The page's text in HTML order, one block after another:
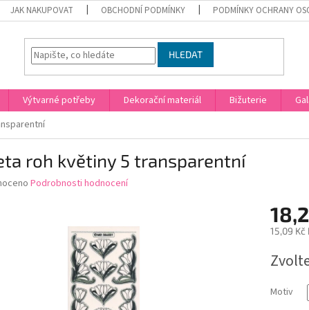
JAK NAKUPOVAT OBCHODNÍ PODMÍNKY PODMÍNKY OCHRANY
HLEDAT
Výtvarné potřeby Dekorační materiál Bižuterie
roh květiny 5 transparentní
Podrobnosti hodnocení
15,09 Kč
cena:
Motiv